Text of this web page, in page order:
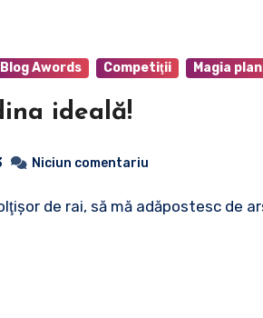
Blog Awords Competiţii Magia
ideală!
Niciun comentariu
de rai, să mă adăpostesc de